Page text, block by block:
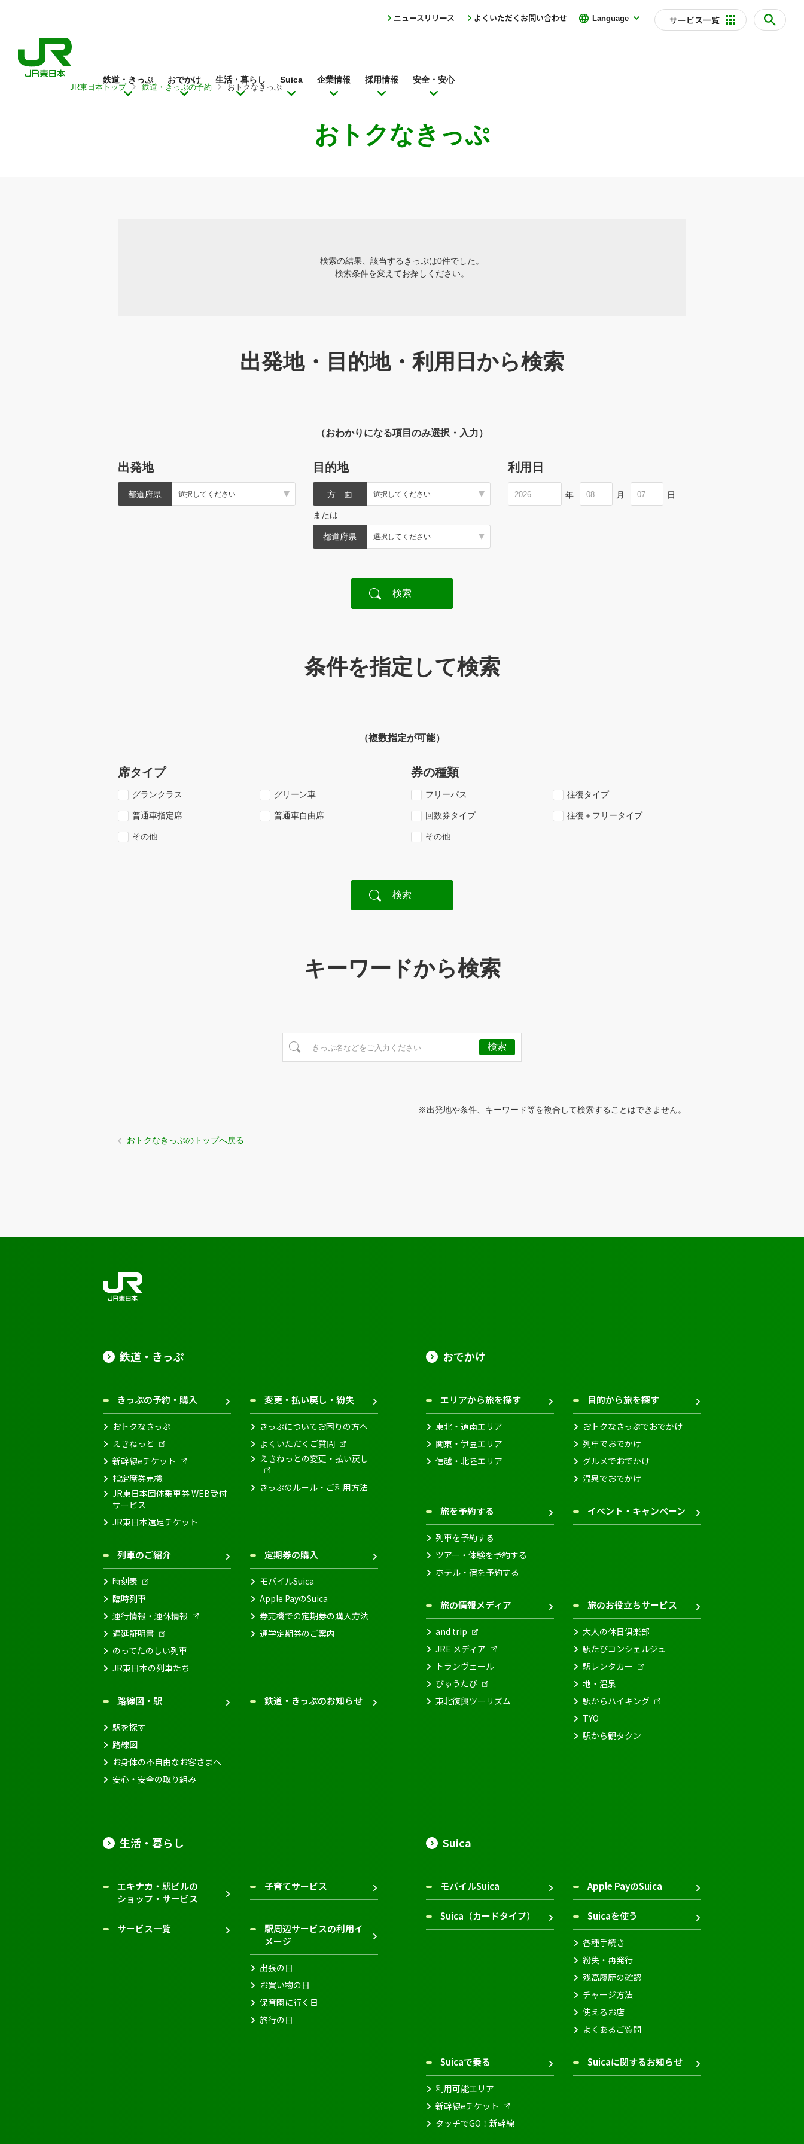
サービス一覧
鉄道・きっぷ おでかけ 生活・暮らし Suica 企業情報 採用情報 安全・安心
Language
よくいただくお問い合わせ
ニュースリリース
JR東日本トップ 鉄道・きっぷの予約 おトクなきっぷ
おトクなきっぷ
検索の結果、該当するきっぷは0件でした。
検索条件を変えてお探しください。
出発地・目的地・利用日から検索
（おわかりになる項目のみ選択・入力）
出発地
都道府県
目的地
方 面
または
都道府県
利用日
年 月 日
条件を指定して検索
（複数指定が可能）
席タイプ
グランクラス グリーン車
普通車指定席 普通車自由席
その他
券の種類
フリーパス 往復タイプ
回数券タイプ 往復＋フリータイプ
その他
キーワードから検索
※出発地や条件、キーワード等を複合して検索することはできません。
おトクなきっぷのトップへ戻る
鉄道・きっぷ
きっぷの予約・購入
おトクなきっぷ
えきねっと
新幹線eチケット
指定席券売機
JR東日本団体乗車券 WEB受付
サービス
JR東日本遠足チケット
変更・払い戻し・紛失
きっぷについてお困りの方へ
よくいただくご質問
えきねっとの変更・払い戻し
きっぷのルール・ご利用方法
列車のご紹介
時刻表
臨時列車
運行情報・運休情報
遅延証明書
のってたのしい列車
JR東日本の列車たち
定期券の購入
モバイルSuica
Apple PayのSuica
券売機での定期券の購入方法
通学定期券のご案内
路線図・駅
駅を探す
路線図
お身体の不自由なお客さまへ
安心・安全の取り組み
鉄道・きっぷのお知らせ
おでかけ
エリアから旅を探す
東北・道南エリア
関東・伊豆エリア
信越・北陸エリア
目的から旅を探す
おトクなきっぷでおでかけ
列車でおでかけ
グルメでおでかけ
温泉でおでかけ
旅を予約する
列車を予約する
ツアー・体験を予約する
ホテル・宿を予約する
イベント・キャンペーン
旅の情報メディア
and trip
JRE メディア
トランヴェール
びゅうたび
東北復興ツーリズム
旅のお役立ちサービス
大人の休日倶楽部
駅たびコンシェルジュ
駅レンタカー
地・温泉
駅からハイキング
TYO
駅から観タクン
生活・暮らし
エキナカ・駅ビルの
ショップ・サービス
子育てサービス
サービス一覧
駅周辺サービスの利用イ
メージ
出張の日
お買い物の日
保育園に行く日
旅行の日
Suica
モバイルSuica Apple PayのSuica
Suica（カードタイプ） Suicaを使う
各種手続き
紛失・再発行
残高履歴の確認
チャージ方法
使えるお店
よくあるご質問
Suicaで乗る
利用可能エリア
新幹線eチケット
タッチでGO！新幹線
Suicaに関するお知らせ